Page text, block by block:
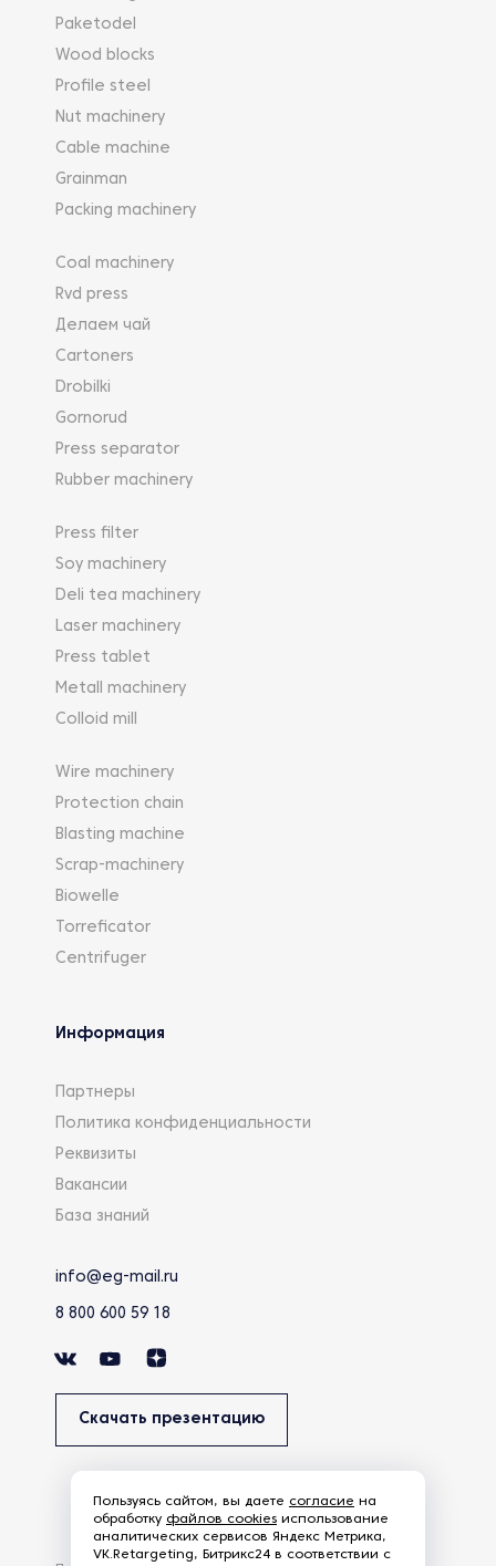
Paketodel
Wood blocks
Profile steel
Nut machinery
Cable machine
Grainman
Packing machinery
Coal machinery
Rvd press
Делаем чай
Cartoners
Drobilki
Gornorud
Press separator
Rubber machinery
Press filter
Soy machinery
Deli tea machinery
Laser machinery
Press tablet
Metall machinery
Colloid mill
Wire machinery
Protection chain
Blasting machine
Scrap-machinery
Biowelle
Torreficator
Centrifuger
Информация
Партнеры
Политика конфиденциальности
Реквизиты
Вакансии
База знаний
info@eg-mail.ru
8 800 600 59 18
Скачать презентацию
Пользуясь сайтом, вы даете согласие на
обработку файлов cookies использование
аналитических сервисов Яндекс Метрика,
VK.Retargeting, Битрикс24 в соответствии с